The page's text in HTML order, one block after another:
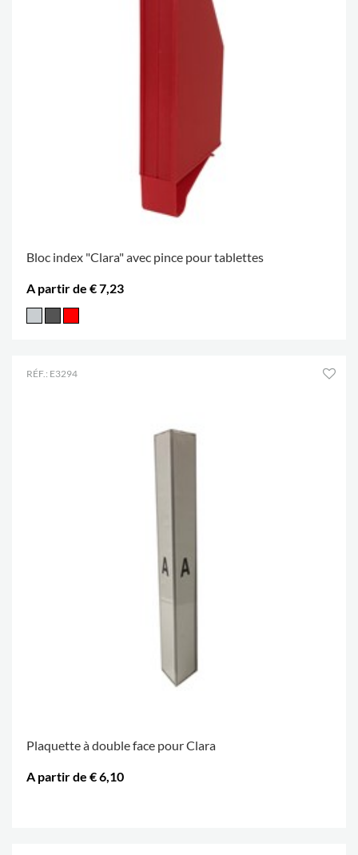
Bloc index "Clara" avec pince pour tablettes
A partir de € 7,23
RÉF.: E3294
Plaquette à double face pour Clara
A partir de € 6,10